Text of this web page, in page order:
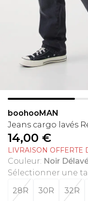
boohooMAN
Jeans cargo lavés
14,00 €
LIVRAISON OFFERTE
Couleur: Noir
Sélectionner une
28R
30R 32R